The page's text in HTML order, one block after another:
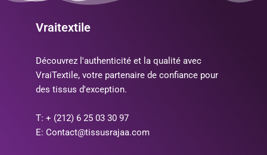
Vraitextile
Découvrez l'authenticité et la qualité avec
VraiTextile, votre partenaire de confiance pour
des tissus d'exception.
T: + (212) 6 25 03 30 97
E: Contact@tissusrajaa.com